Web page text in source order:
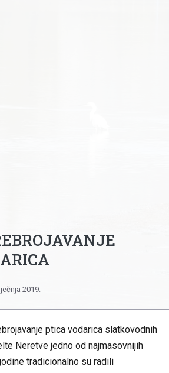
2019.
ptica vodarica slatkovodnih
Neretve jedno od najmasovnijih
tradicionalno su radili